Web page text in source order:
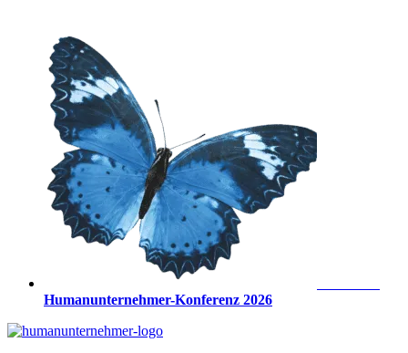
springen
Humanunternehmer-Konferenz 2026